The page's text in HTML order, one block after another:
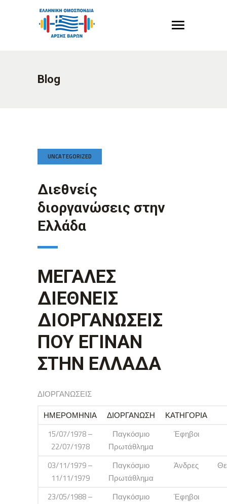
Blog
UNCATEGORIZED
Διεθνείς
διοργανώσεις στην
Ελλάδα
ΜΕΓΑΛΕΣ
ΔΙΕΘΝΕΙΣ
ΔΙΟΡΓΑΝΩΣΕΙΣ
ΠΟΥ ΕΓΙΝΑΝ
ΣΤΗΝ ΕΛΛΑΔΑ
ΔΙΟΡΓΑΝΩΣΕΙΣ
ΗΜΕΡΟΜΗΝΙΑ
ΔΙΟΡΓΑΝΩΣΗ
ΚΑΤΗΓΟΡΙΑ
15/07/1978 –
22/07/1978
Παγκόσμιο
Πρωτάθλημα
Έφηβοι
03/11/1979 –
11/11/1979
Παγκόσμιο
Πρωτάθλημα
Άνδρες
23/05/1988 –
Παγκόσμιο
Έφηβοι